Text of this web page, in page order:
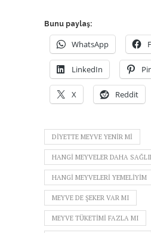
Bunu paylaş:
WhatsApp
LinkedIn
X Reddit
DIYETTE MEYVE YENIR MI
HANGI MEYVELER DAHA
HANGI MEYVELERI YEMELIYIM
MEYVE DE ŞEKER VAR MI
MEYVE TÜKETIMI FAZLA MI